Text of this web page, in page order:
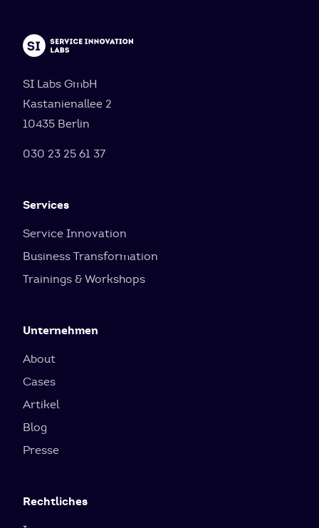
SI Labs GmbH
Kastanienallee 2
10435 Berlin
030 23 25 61 37
Services
Service Innovation
Business Transformation
Trainings & Workshops
Unternehmen
About
Cases
Artikel
Blog
Presse
Rechtliches